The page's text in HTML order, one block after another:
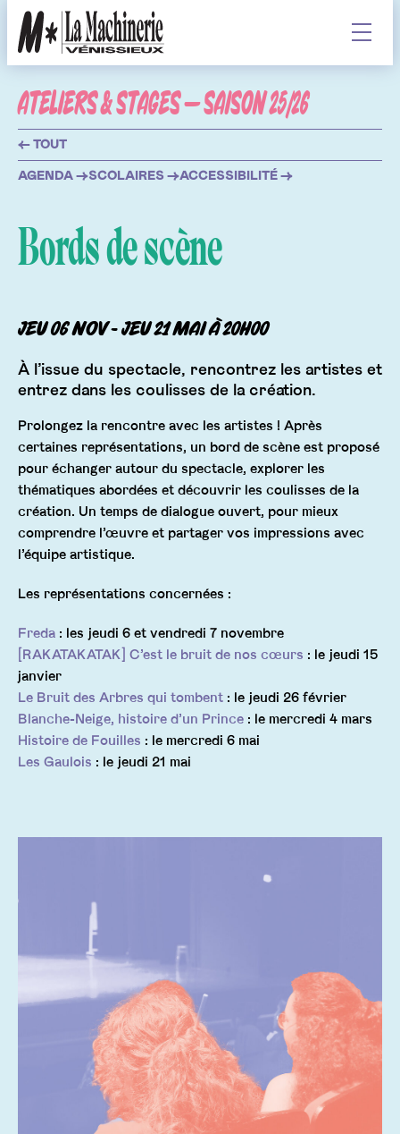
AGENDA
BILLETTERIE
INFOS
LA MACHINERIE ET VOUS
STUDIOS DE RÉPÉTITION
ATELIERS & STAGES — SAISON 25/26
← TOUT
AGENDA →SCOLAIRES →ACCESSIBILITÉ →
Bords de scène
jeu 06nov- jeu 21maià 20h00
À l’issue du spectacle, rencontrez les artistes et
entrez dans les coulisses de la création.
Prolongez la rencontre avec les artistes ! Après
certaines représentations, un bord de scène est proposé
pour échanger autour du spectacle, explorer les
thématiques abordées et découvrir les coulisses de la
création. Un temps de dialogue ouvert, pour mieux
comprendre l’œuvre et partager vos impressions avec
l’équipe artistique.
Les représentations concernées :
Freda : les jeudi 6 et vendredi 7 novembre
[RAKATAKATAK] C’est le bruit de nos cœurs : le jeudi 15
janvier
Le Bruit des Arbres qui tombent : le jeudi 26 février
Blanche-Neige, histoire d’un Prince : le mercredi 4 mars
Histoire de Fouilles : le mercredi 6 mai
Les Gaulois : le jeudi 21 mai